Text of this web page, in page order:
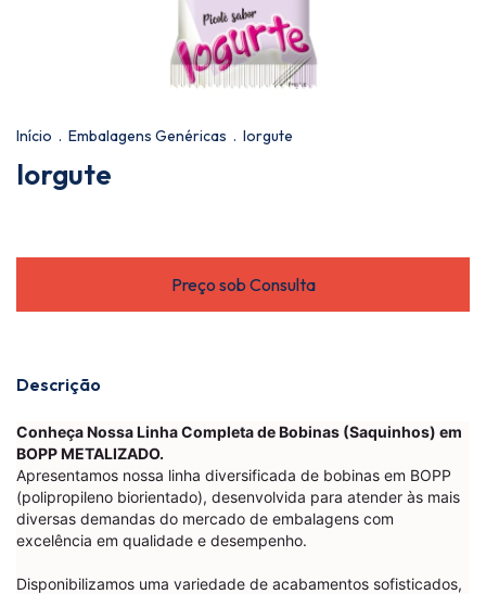
Início . Embalagens Genéricas . Iorgute
Iorgute
Descrição
Conheça Nossa Linha Completa de Bobinas (Saquinhos) em
BOPP METALIZADO.
Apresentamos nossa linha diversificada de bobinas em BOPP
(polipropileno biorientado), desenvolvida para atender às mais
diversas demandas do mercado de embalagens com
excelência em qualidade e desempenho.
Disponibilizamos uma variedade de acabamentos sofisticados,